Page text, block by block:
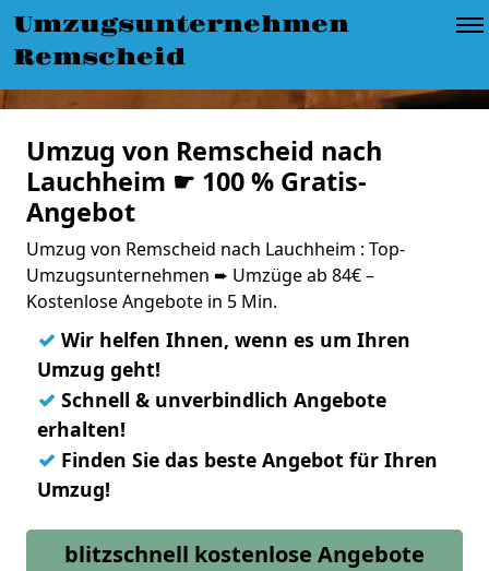
Umzugsunternehmen
Remscheid
Umzug von Remscheid nach
Lauchheim ☛ 100 % Gratis-
Angebot
Umzug von Remscheid nach Lauchheim : Top-
Umzugsunternehmen ➨ Umzüge ab 84€ –
Kostenlose Angebote in 5 Min.
✓ Wir helfen Ihnen, wenn es um Ihren
Umzug geht!
✓ Schnell & unverbindlich Angebote
erhalten!
✓ Finden Sie das beste Angebot für Ihren
Umzug!
blitzschnell kostenlose Angebote